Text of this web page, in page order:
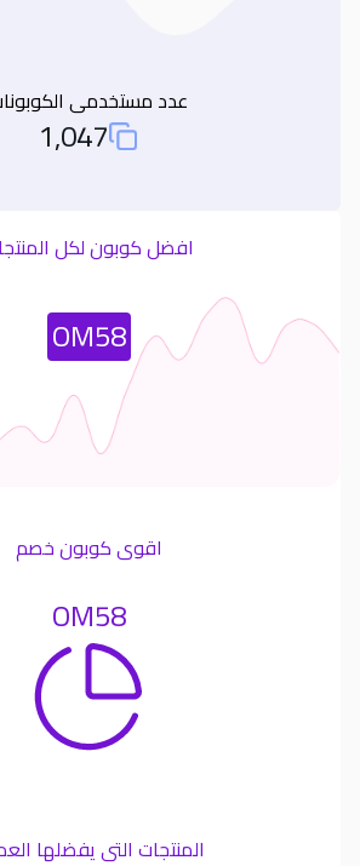
عدد مستخدمى
1,047
افضل كوبون لكل
OM58
اقوى كوبون خصم
OM58
المنتجات التى يفضلها